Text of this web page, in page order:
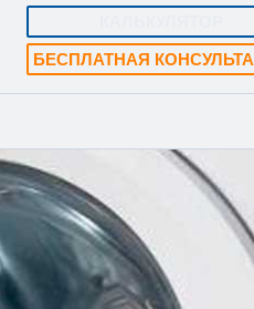
БЕСПЛАТНАЯ